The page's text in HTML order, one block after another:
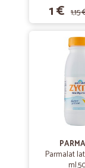
1 € 1,15
Parmalat